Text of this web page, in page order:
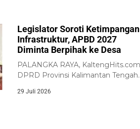
Legislator Soroti Ketimpangan
Infrastruktur, APBD 2027
Diminta Berpihak ke Desa
PALANGKA RAYA,
DPRD Provinsi Kalimantan Tengah
Kalimantan...
29 Juli 2026